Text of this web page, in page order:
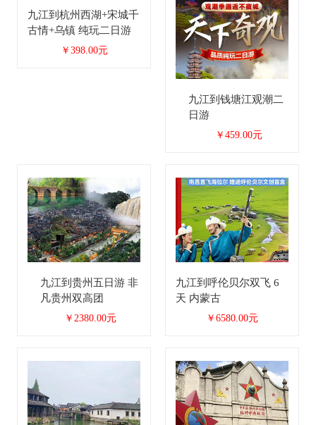
九江到杭州西湖+宋城千
古情+乌镇 纯玩二日游
￥398.00元
九江到钱塘江观潮二
日游
￥459.00元
九江到贵州五日游 非
凡贵州双高团
￥2380.00元
九江到呼伦贝尔双飞 6
天 内蒙古
￥6580.00元